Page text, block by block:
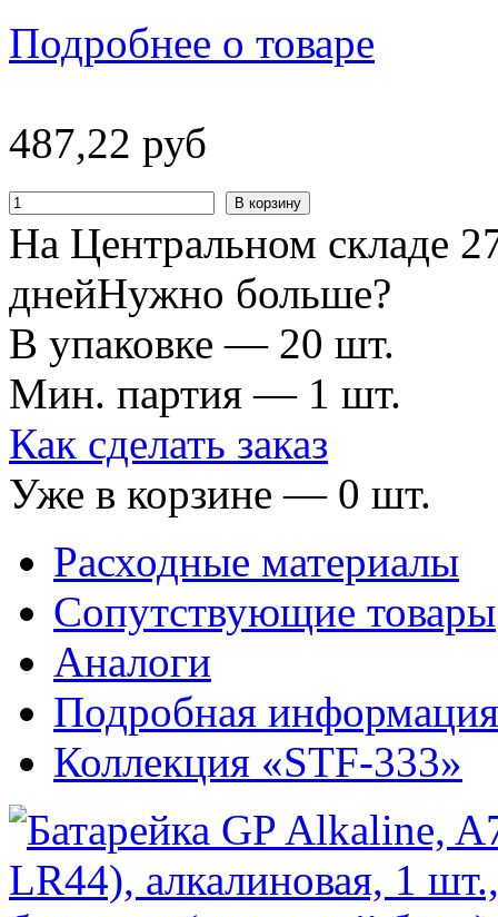
Подробнее о товаре
487,22 руб
В корзину
На Центральном складе
днейНужно больше?
В упаковке — 20 шт.
Мин. партия — 1 шт.
Как сделать заказ
Уже в корзине — 0 шт.
Расходные материалы
Сопутствующие товары
Аналоги
Подробная информация
Коллекция «STF-333»